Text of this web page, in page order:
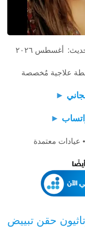
علاجية مُخصصة
►
►
عيادات معتمدة
حقن تبييض